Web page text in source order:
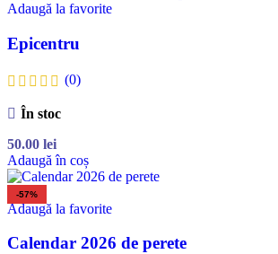
Adaugă la favorite
Epicentru
(0)
În stoc
50.00 lei
Adaugă în coș
-57%
Adaugă la favorite
Calendar 2026 de perete